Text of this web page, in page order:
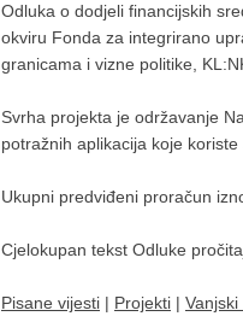
Odluka o dodjeli financijskih
okviru Fonda za integrirano
granicama i vizne politike,
Svrha projekta je održavanje
potražnih aplikacija koje koriste
Ukupni predviđeni proračun
Cjelokupan tekst Odluke
Pisane vijesti | Projekti |